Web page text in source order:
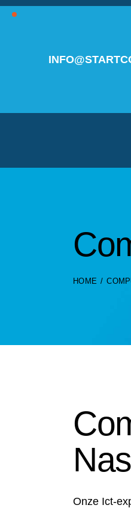
HOME
Onze Ict-